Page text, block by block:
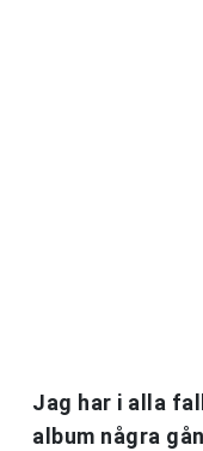
Jag har i alla
album några